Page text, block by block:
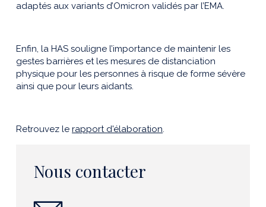
adaptés aux variants d’Omicron validés par l’EMA.
Enfin, la HAS souligne l’importance de maintenir les
gestes barrières et les mesures de distanciation
physique pour les personnes à risque de forme sévère
ainsi que pour leurs aidants.
Retrouvez le rapport d'élaboration.
Nous contacter